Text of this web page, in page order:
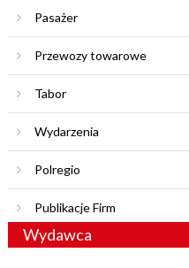
Pasażer
Przewozy towarowe
Tabor
Wydarzenia
Polregio
Publikacje Firm
Wydawca